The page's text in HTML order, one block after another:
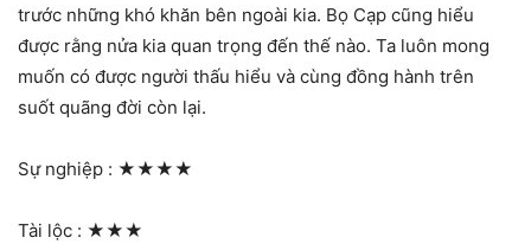
trước những khó khăn bên ngoài kia. Bọ Cạp cũng hiểu
được rằng nửa kia quan trọng đến thế nào. Ta luôn mong
muốn có được người thấu hiểu và cùng đồng hành trên
suốt quãng đời còn lại.
Sự nghiệp : ★★★★
Tài lộc : ★★★